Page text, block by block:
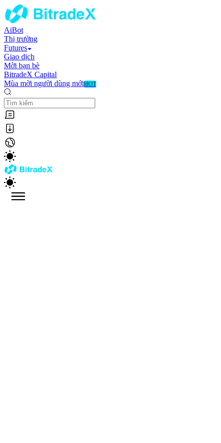
AiBot
Thị trường
Futures
Giao dịch
Mời bạn bè
BitradeX Capital
Mùa mời người dùng mớiHOT